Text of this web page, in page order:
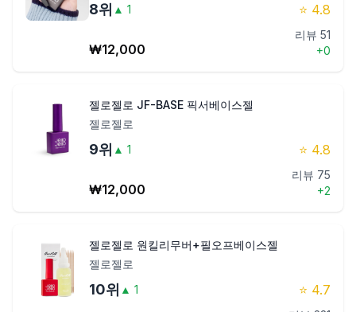
8위 ▲ 1 ⭐ 4.8
₩12,000
리뷰 51
+0
젤로젤로 JF-BASE 픽서베이스젤
젤로젤로
9위 ▲ 1 ⭐ 4.8
₩12,000
리뷰 75
+2
젤로젤로 원킬리무버+필오프베이스젤
젤로젤로
10위 ▲ 1 ⭐ 4.7